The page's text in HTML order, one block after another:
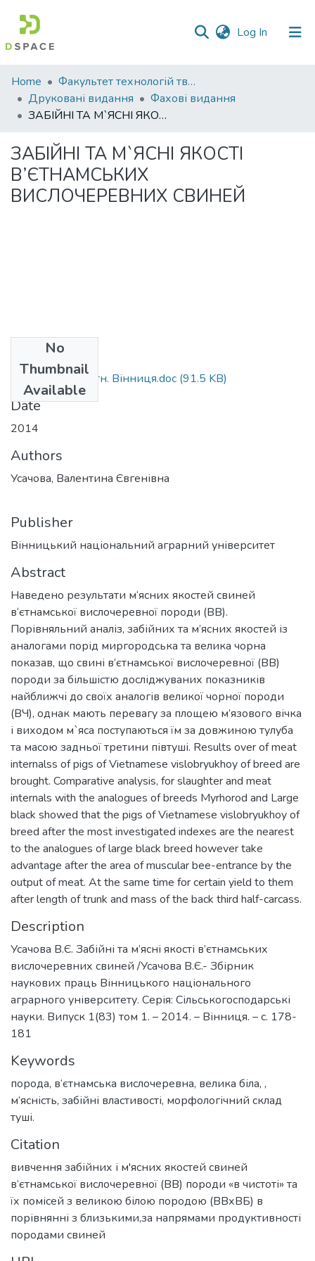
Log In (current)
Communities
&
Collections
All of DSpace
Statistics
Home
Факультет технологій тваринництва та продовольства
Друковані видання
Фахові видання
ЗАБІЙНІ ТА М`ЯСНІ ЯКОСТІ В’ЄТНАМСЬКИХ ВИСЛОЧЕРЕВНИХ СВИНЕЙ
ЗАБІЙНІ ТА М`ЯСНІ ЯКОСТІ
В’ЄТНАМСЬКИХ
ВИСЛОЧЕРЕВНИХ СВИНЕЙ
No
Thumbnail
Available
Усачова.Стат. в’єтн. Вінниця.doc (91.5 KB)
Date
2014
Authors
Усачова, Валентина Євгенівна
Publisher
Вінницький національний аграрний університет
Abstract
Наведено результати м‘ясних якостей свиней
в‘єтнамської вислочеревної породи (ВВ).
Порівняльний аналіз, забійних та м’ясних якостей із
аналогами порід миргородська та велика чорна
показав, що свині в‘єтнамської вислочеревної (ВВ)
породи за більшістю досліджуваних показників
найближчі до своїх аналогів великої чорної породи
(ВЧ), однак мають перевагу за площею м’язового вічка
і виходом м`яса поступаються їм за довжиною тулуба
та масою задньої третини півтуші. Results over of meat
internalss of pigs of Vietnamese vislobryukhoy of breed are
brought. Comparative analysis, for slaughter and meat
internals with the analogues of breeds Myrhorod and Large
black showed that the pigs of Vietnamese vislobryukhoy of
breed after the most investigated indexes are the nearest
to the analogues of large black breed however take
advantage after the area of muscular bee-entrance by the
output of meat. At the same time for certain yield to them
after length of trunk and mass of the back third half-carcass.
Description
Усачова В.Є. Забійні та м’ясні якості в’єтнамських
вислочеревних свиней /Усачова В.Є.- Збірник
наукових праць Вінницького національного
аграрного університету. Серія: Сільськогосподарські
науки. Випуск 1(83) том 1. – 2014. – Вінниця. – с. 178-
181
Keywords
порода, в‘єтнамська вислочеревна, велика біла, ,
м‘ясність, забійні властивості, морфологічний склад
туші.
Citation
вивчення забійних і м'ясних якостей свиней
в‘єтнамської вислочеревної (ВВ) породи «в чистоті» та
їх помісей з великою білою породою (ВВхВБ) в
порівнянні з близькими,за напрямами продуктивності
породами свиней